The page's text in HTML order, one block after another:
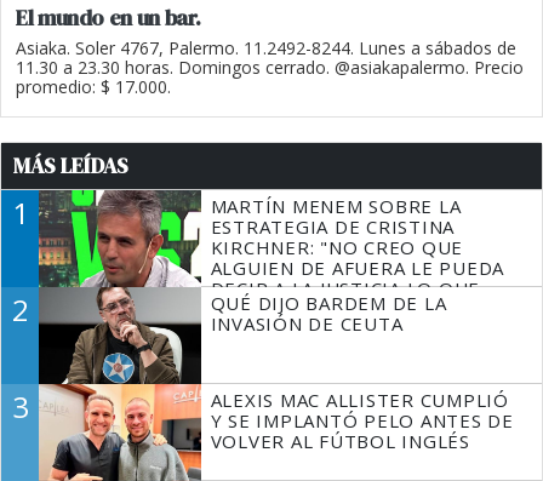
El mundo en un bar.
Asiaka. Soler 4767, Palermo. 11.2492-8244. Lunes a sábados de
11.30 a 23.30 horas. Domingos cerrado. @asiakapalermo. Precio
promedio: $ 17.000.
MÁS LEÍDAS
1
MARTÍN MENEM SOBRE LA
ESTRATEGIA DE CRISTINA
KIRCHNER: "NO CREO QUE
ALGUIEN DE AFUERA LE PUEDA
DECIR A LA JUSTICIA LO QUE
TIENE QUE HACER"
2
QUÉ DIJO BARDEM DE LA
INVASIÓN DE CEUTA
3
ALEXIS MAC ALLISTER CUMPLIÓ
Y SE IMPLANTÓ PELO ANTES DE
VOLVER AL FÚTBOL INGLÉS